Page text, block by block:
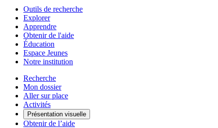
Outils de recherche
Explorer
Apprendre
Obtenir de l'aide
Éducation
Espace Jeunes
Notre institution
Recherche
Mon dossier
Aller sur place
Activités
Présentation visuelle
Obtenir de l’aide